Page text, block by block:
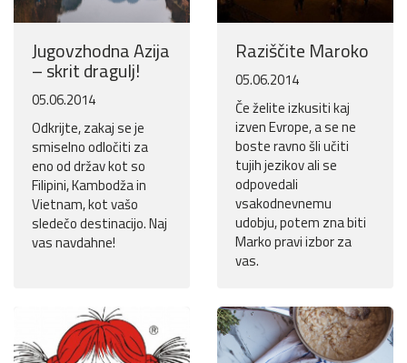
Jugovzhodna Azija
– skrit dragulj!
05.06.2014
Odkrijte, zakaj se je
smiselno odločiti za
eno od držav kot so
Filipini, Kambodža in
Vietnam, kot vašo
sledečo destinacijo. Naj
vas navdahne!
Raziščite Maroko
05.06.2014
Če želite izkusiti kaj
izven Evrope, a se ne
boste ravno šli učiti
tujih jezikov ali se
odpovedali
vsakodnevnemu
udobju, potem zna biti
Marko pravi izbor za
vas.